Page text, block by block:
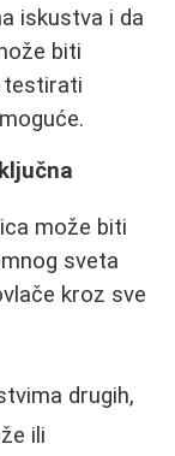
iskustva i da
biti
testirati
može biti
sveta
kroz sve
drugih,
ili